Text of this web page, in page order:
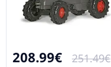
208.99€ 251.49€